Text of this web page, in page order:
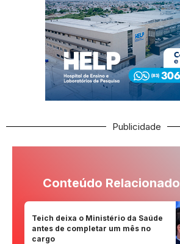
Publicidade
Conteúdo Relacionado
Teich deixa o Ministério da Saúde
antes de completar um mês no
cargo